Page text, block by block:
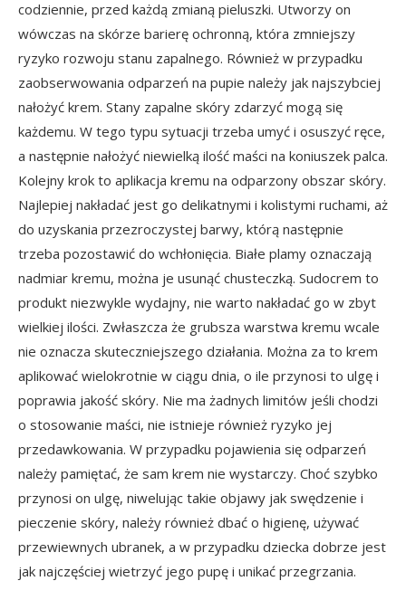
codziennie, przed każdą zmianą pieluszki. Utworzy on
wówczas na skórze barierę ochronną, która zmniejszy
ryzyko rozwoju stanu zapalnego. Również w przypadku
zaobserwowania odparzeń na pupie należy jak najszybciej
nałożyć krem. Stany zapalne skóry zdarzyć mogą się
każdemu. W tego typu sytuacji trzeba umyć i osuszyć ręce,
a następnie nałożyć niewielką ilość maści na koniuszek palca.
Kolejny krok to aplikacja kremu na odparzony obszar skóry.
Najlepiej nakładać jest go delikatnymi i kolistymi ruchami, aż
do uzyskania przezroczystej barwy, którą następnie
trzeba pozostawić do wchłonięcia. Białe plamy oznaczają
nadmiar kremu, można je usunąć chusteczką. Sudocrem to
produkt niezwykle wydajny, nie warto nakładać go w zbyt
wielkiej ilości. Zwłaszcza że grubsza warstwa kremu wcale
nie oznacza skuteczniejszego działania. Można za to krem
aplikować wielokrotnie w ciągu dnia, o ile przynosi to ulgę i
poprawia jakość skóry. Nie ma żadnych limitów jeśli chodzi
o stosowanie maści, nie istnieje również ryzyko jej
przedawkowania. W przypadku pojawienia się odparzeń
należy pamiętać, że sam krem nie wystarczy. Choć szybko
przynosi on ulgę, niwelując takie objawy jak swędzenie i
pieczenie skóry, należy również dbać o higienę, używać
przewiewnych ubranek, a w przypadku dziecka dobrze jest
jak najczęściej wietrzyć jego pupę i unikać przegrzania.